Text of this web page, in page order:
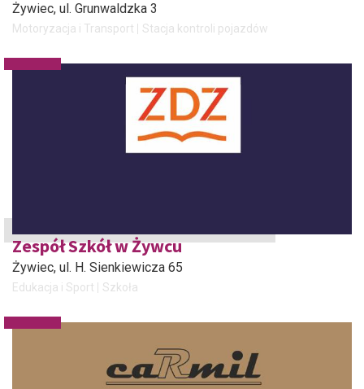
Żywiec, ul. Grunwaldzka 3
Motoryzacja i Transport Stacja kontroli pojazdów
Zespół Szkół w Żywcu
Żywiec, ul. H. Sienkiewicza 65
Edukacja i Sport Szkoła